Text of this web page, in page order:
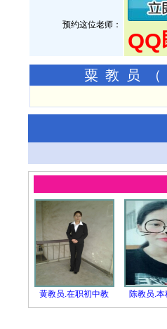
预约这位老师：
QQ
粟教员
黄教员.在职初中教 陈教员.